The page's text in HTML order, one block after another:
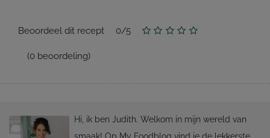
Beoordeel dit recept 0/5
(0 beoordeling)
Hi, ik ben Judith. Welkom in mijn wereld van